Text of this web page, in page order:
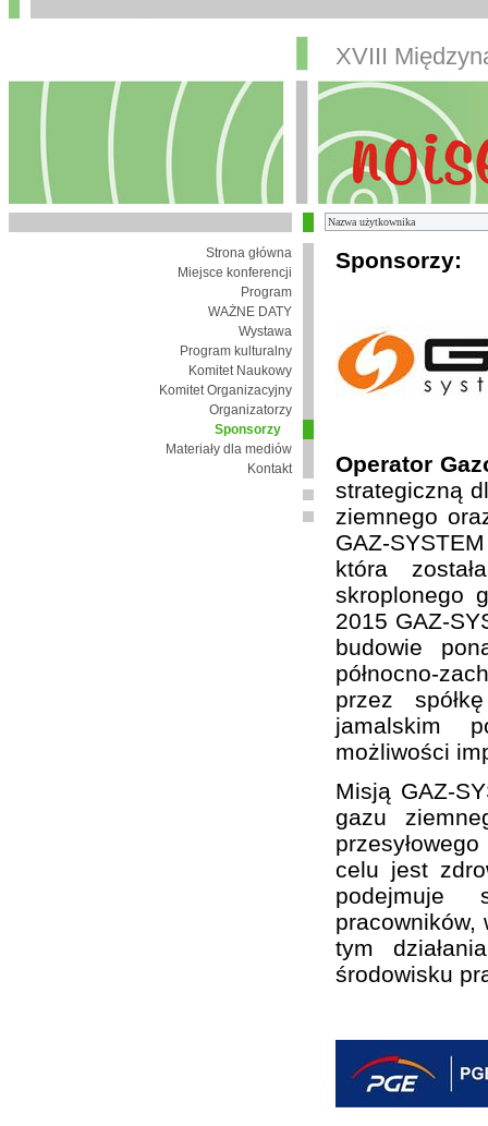
XVIII
Strona główna
Miejsce konferencji
Program
WAŻNE DATY
Wystawa
Program kulturalny
Komitet Naukowy
Komitet Organizacyjny
Organizatorzy
Sponsorzy
Materiały dla mediów
Kontakt
Sponsorzy:
Operator
strategiczną
ziemnego
GAZ-
która
skroplonego
2015 GAZ-
budowie
północno-
przez
jamalskim
możliwości
Misją GAZ-
gazu
celu jest
podejmuje
pracowników,
tym
środowisku